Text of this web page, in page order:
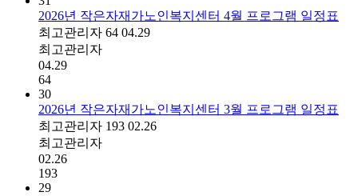
2026년 작은자재가노인복지센터 4월 프로그램 일정표
최고관리자 64 04.29
최고관리자
04.29
64
30
2026년 작은자재가노인복지센터 3월 프로그램 일정표
최고관리자 193 02.26
최고관리자
02.26
193
29